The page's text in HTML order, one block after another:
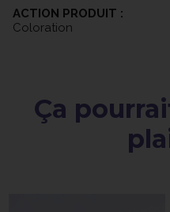
ACTION PRODUIT :
Coloration
Ça